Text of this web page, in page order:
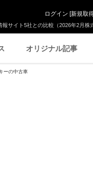
サイト5社との比較（2026年2月株
ログイン [新規取
オリジナル記事
ーの中古車